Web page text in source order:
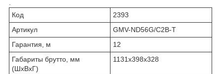
Код
2393
Артикул
GMV-ND56G/C2B-T
Гарантия, м
12
Габариты брутто, мм
(ШxВxГ)
1131х398х328